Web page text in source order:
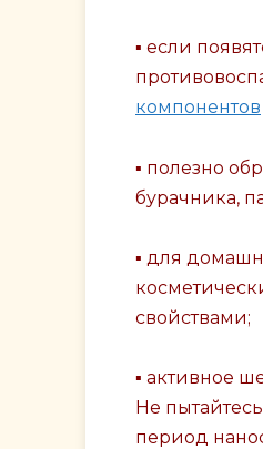
▪ если
компонентов
▪ полезно
бурачника,
▪ для
свойствами;
▪ активное
Не
период